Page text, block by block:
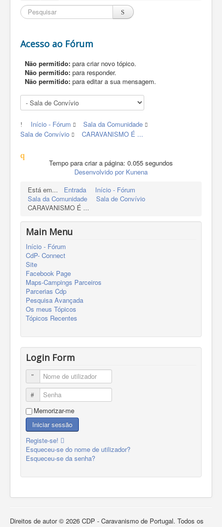
Acesso ao Fórum
Não permitido: para criar novo tópico.
Não permitido: para responder.
Não permitido: para editar a sua mensagem.
Início - Fórum
Sala da Comunidade
Sala de Convívio
CARAVANISMO É ...
Tempo para criar a página: 0.055 segundos
Desenvolvido por Kunena
Está em...
Entrada
Início - Fórum
Sala da Comunidade
Sala de Convívio
CARAVANISMO É ...
Main Menu
Início - Fórum
CdP- Connect
Site
Facebook Page
Maps-Campings Parceiros
Parcerias Cdp
Pesquisa Avançada
Os meus Tópicos
Tópicos Recentes
Login Form
Nome de utilizador
Senha
Memorizar-me
Iniciar sessão
Registe-se!
Esqueceu-se do nome de utilizador?
Esqueceu-se da senha?
Direitos de autor © 2026 CDP - Caravanismo de Portugal. Todos os